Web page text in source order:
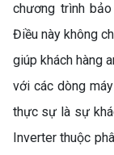
chương trình
Điều này không
giúp khách hàng
với các dòng
thực sự là sự
Inverter thuộc